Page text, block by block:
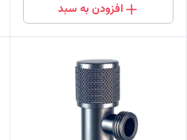
افزودن به سبد